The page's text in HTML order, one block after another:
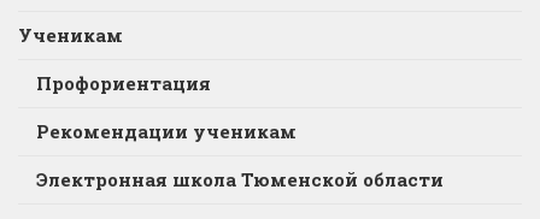
Ученикам
Профориентация
Рекомендации ученикам
Электронная школа Тюменской области